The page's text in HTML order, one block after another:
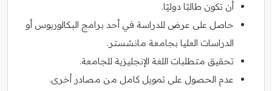
أن تكون طالبًا دوليًا.
حاصل على عرض للدراسة في أحد برامج البكالوريوس أو
الدراسات العليا بجامعة مانشستر.
تحقيق متطلبات اللغة الإنجليزية للجامعة.
عدم الحصول على تمويل كامل من مصادر أخرى.